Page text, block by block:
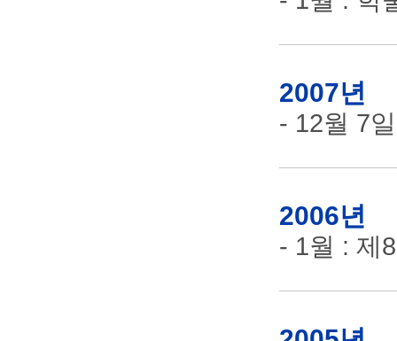
2007년
- 12월 7
2006년
- 1월 : 제